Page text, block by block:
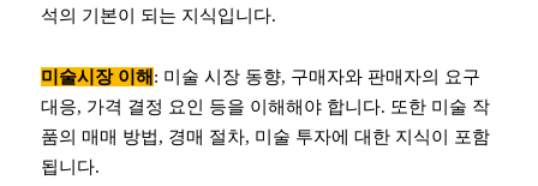
석의 기본이 되는 지식입니다.
미술시장 이해: 미술 시장 동향, 구매자와 판매자의 요구
대응, 가격 결정 요인 등을 이해해야 합니다. 또한 미술 작
품의 매매 방법, 경매 절차, 미술 투자에 대한 지식이 포함
됩니다.